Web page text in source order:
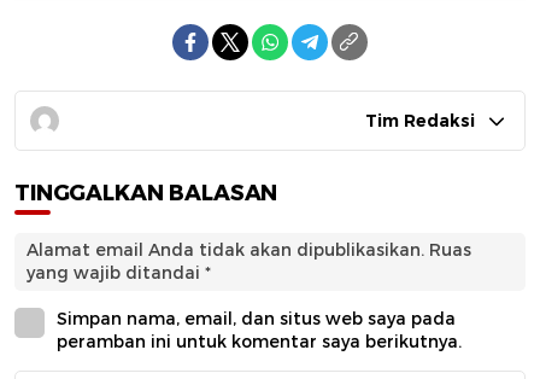
Tim Redaksi
TINGGALKAN BALASAN
Alamat email Anda tidak akan dipublikasikan. Ruas
yang wajib ditandai *
Simpan nama, email, dan situs web saya pada
peramban ini untuk komentar saya berikutnya.